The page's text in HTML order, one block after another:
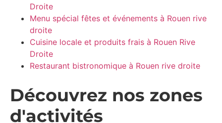
Droite
Menu spécial fêtes et événements à Rouen rive
droite
Cuisine locale et produits frais à Rouen Rive
Droite
Restaurant bistronomique à Rouen rive droite
Découvrez nos zones
d'activités